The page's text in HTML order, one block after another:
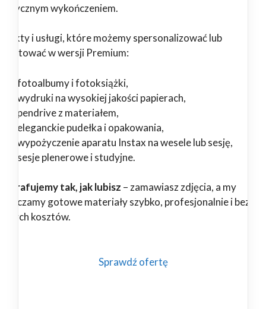
wykończeniem.
i usługi, które możemy spersonalizować lub
w wersji Premium:
fotoalbumy i fotoksiążki,
wydruki na wysokiej jakości papierach,
pendrive z materiałem,
eleganckie pudełka i opakowania,
wypożyczenie aparatu Instax na wesele lub sesję,
sesje plenerowe i studyjne.
tak, jak lubisz – zamawiasz zdjęcia, a my
gotowe materiały szybko, profesjonalnie i bez
kosztów.
Sprawdź ofertę